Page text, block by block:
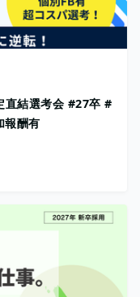
直結選考会 #27卒 #
報酬有